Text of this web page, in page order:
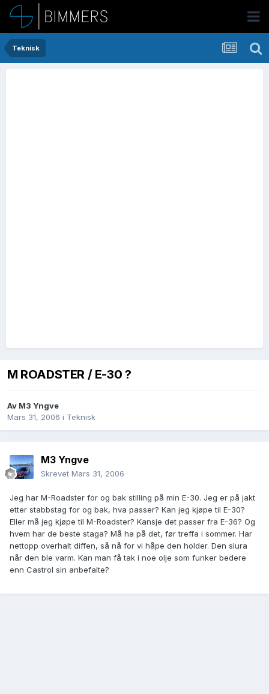
Teknisk
M ROADSTER / E-30 ?
Av M3 Yngve
Mars 31, 2006 i Teknisk
M3 Yngve
Skrevet Mars 31, 2006
Jeg har M-Roadster for og bak stilling på min E-30. Jeg er på jakt
etter stabbstag for og bak, hva passer? Kan jeg kjøpe til E-30?
Eller må jeg kjøpe til M-Roadster? Kansje det passer fra E-36? Og
hvem har de beste staga? Må ha på det, før treffa i sommer. Har
nettopp overhalt diffen, så nå for vi håpe den holder. Den slura
når den ble varm. Kan man få tak i noe olje som funker bedere
enn Castrol sin anbefalte?